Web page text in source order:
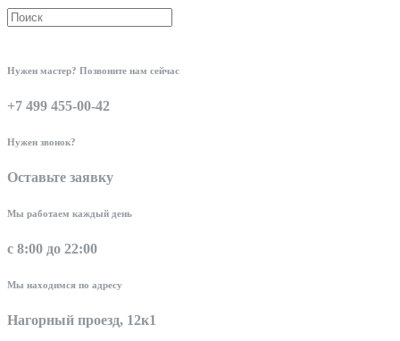
Нужен мастер? Позвоните нам сейчас
+7 499 455-00-42
Нужен звонок?
Оставьте заявку
Мы работаем каждый день
с 8:00 до 22:00
Мы находимся по адресу
Нагорный проезд, 12к1